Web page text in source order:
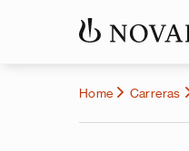
Home Carreras